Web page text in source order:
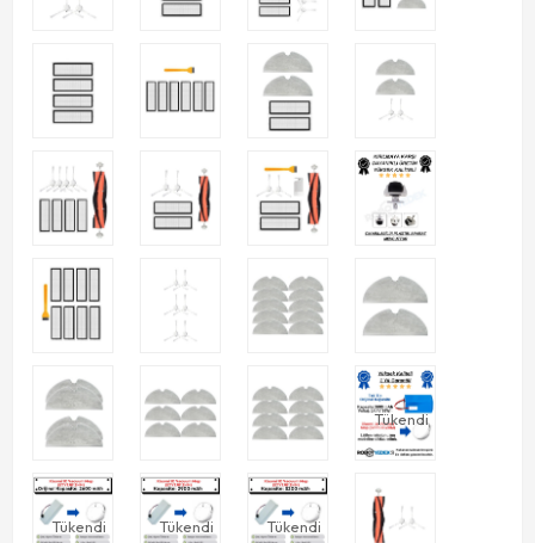
Tükendi
Tükendi Tükendi Tükendi